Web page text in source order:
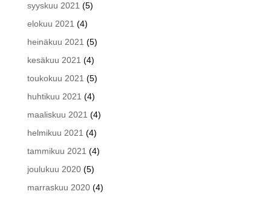
syyskuu 2021 (5)
elokuu 2021 (4)
heinäkuu 2021 (5)
kesäkuu 2021 (4)
toukokuu 2021 (5)
huhtikuu 2021 (4)
maaliskuu 2021 (4)
helmikuu 2021 (4)
tammikuu 2021 (4)
joulukuu 2020(5)
marraskuu 2020(4)